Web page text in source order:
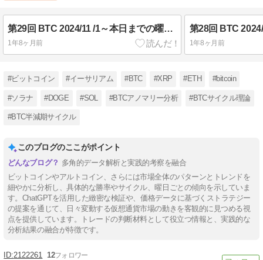
第29回 BTC 2024/11 /1～本日までの曜日＆時間別longエントリーの勝率
1年8ヶ月前 1年8ヶ月前
#ビットコイン #イーサリアム #BTC #XRP #ETH #bitcoin
#ソラナ #DOGE #SOL #BTCアノマリー分析 #BTCサイクル理論
#BTC半減期サイクル
このブログのここがポイント
多角的データ解析と実践的考察を融合
ビットコインやアルトコイン、さらには市場全体のパターンとトレンドを
細やかに分析し、具体的な勝率やサイクル、曜日ごとの傾向を示していま
す。ChatGPTを活用した緻密な検証や、価格データに基づくストラテジー
の提案を通じて、日々変動する仮想通貨市場の動きを客観的に見つめる視
点を提供しています。トレードの判断材料として役立つ情報と、実践的な
分析結果の融合が特徴です。
2122261 12